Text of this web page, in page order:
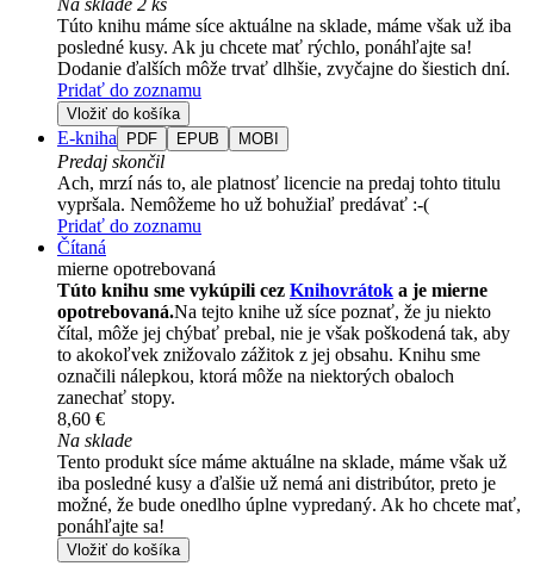
Na sklade 2 ks
Túto knihu máme síce aktuálne na sklade, máme však už iba
posledné kusy. Ak ju chcete mať rýchlo, ponáhľajte sa!
Dodanie ďalších môže trvať dlhšie, zvyčajne do šiestich dní.
Pridať do zoznamu
Vložiť do košíka
E-kniha PDF EPUB MOBI
Predaj skončil
Ach, mrzí nás to, ale platnosť licencie na predaj tohto titulu
vypršala. Nemôžeme ho už bohužiaľ predávať :-(
Pridať do zoznamu
Čítaná
mierne opotrebovaná
Túto knihu sme vykúpili cez Knihovrátok a je mierne
opotrebovaná.Na tejto knihe už síce poznať, že ju niekto
čítal, môže jej chýbať prebal, nie je však poškodená tak, aby
to akokoľvek znižovalo zážitok z jej obsahu. Knihu sme
označili nálepkou, ktorá môže na niektorých obaloch
zanechať stopy.
8,60 €
Na sklade
Tento produkt síce máme aktuálne na sklade, máme však už
iba posledné kusy a ďalšie už nemá ani distribútor, preto je
možné, že bude onedlho úplne vypredaný. Ak ho chcete mať,
ponáhľajte sa!
Vložiť do košíka